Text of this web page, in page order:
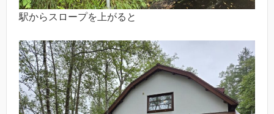
駅からスロープを上がると